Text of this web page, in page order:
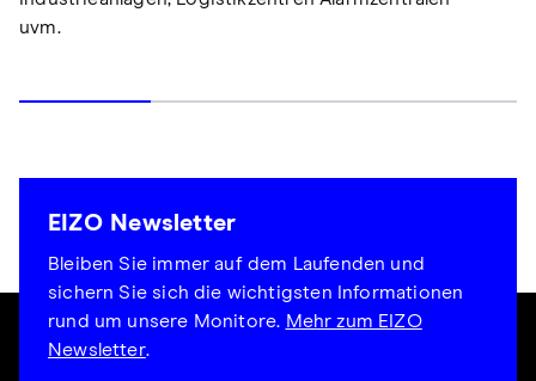
uvm.
EIZO Newsletter
Bleiben Sie immer auf dem Laufenden und
sichern Sie sich die wichtigsten Informationen
rund um unsere Monitore. Mehr zum EIZO
Newsletter.